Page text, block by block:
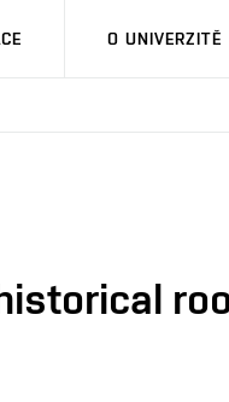
O UNIVERZITĚ